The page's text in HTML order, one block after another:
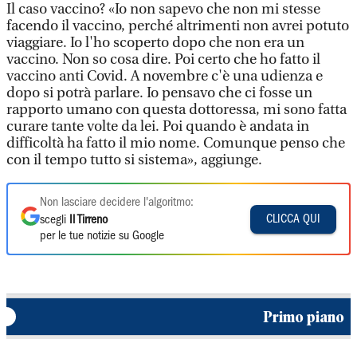
Il caso vaccino? «Io non sapevo che non mi stesse
facendo il vaccino, perché altrimenti non avrei potuto
viaggiare. Io l'ho scoperto dopo che non era un
vaccino. Non so cosa dire. Poi certo che ho fatto il
vaccino anti Covid. A novembre c'è una udienza e
dopo si potrà parlare. Io pensavo che ci fosse un
rapporto umano con questa dottoressa, mi sono fatta
curare tante volte da lei. Poi quando è andata in
difficoltà ha fatto il mio nome. Comunque penso che
con il tempo tutto si sistema», aggiunge.
Non lasciare decidere l'algoritmo:
scegli
Il Tirreno
per le tue notizie su Google
CLICCA QUI
Primo piano